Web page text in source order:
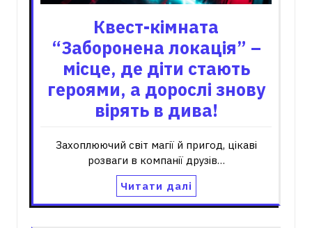
Квест-кімната
“Заборонена локація” –
місце, де діти стають
героями, а дорослі знову
вірять в дива!
Захоплюючий світ магії й пригод, цікаві
розваги в компанії друзів…
Читати далі